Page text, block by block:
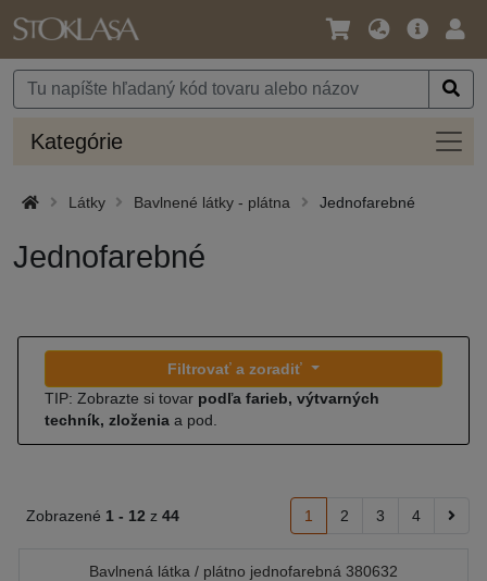
Jazyk
Mena
Hlavná
Kategórie
Látky Bavlnené látky - plátna Jednofarebné
Jednofarebné
Filtrovať a zoradiť
TIP: Zobrazte si tovar podľa farieb, výtvarných
techník, zloženia a pod.
Zobrazené 1 - 12 z 44 1 2 3 4
Bavlnená látka / plátno jednofarebná 380632